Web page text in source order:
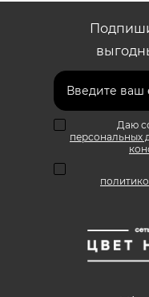
Даю
персональных